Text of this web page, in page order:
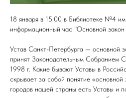
18 января в 15.00 в Библиотеке №4
информационный час "Основной закон
Устав Санкт-Петербурга — основной
принят Законодательным Собранием
1998 г. Какие бывают Уставы в
скрывает за собой понятие «основной
городов нашей страны есть Уставы и